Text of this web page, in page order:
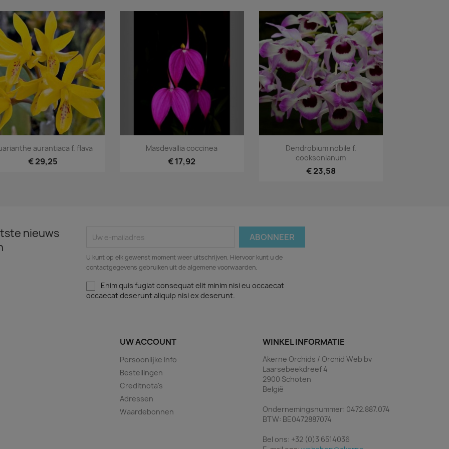
Snel bekijken
aurantiaca f. flava
€ 29,25
Snel bekijken
Masdevallia coccinea
€ 17,92
Snel bekijken
Dendrobium nobile f.
cooksonianum
€ 23,58
nieuws
U kunt op elk gewenst moment weer uitschrijven. Hiervoor kunt u de
contactgegevens gebruiken uit de algemene voorwaarden.
Enim quis fugiat consequat elit minim nisi eu occaecat
occaecat deserunt aliquip nisi ex deserunt.
UW ACCOUNT
Persoonlijke Info
Bestellingen
Creditnota's
Adressen
Waardebonnen
WINKEL INFORMATIE
Akerne Orchids / Orchid Web bv
Laarsebeekdreef 4
2900 Schoten
België
Ondernemingsnummer: 0472.887.074
BTW: BE0472887074
Bel ons: +32 (0)3 6514036